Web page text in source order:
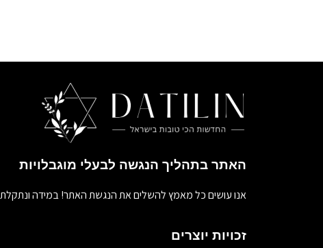
האתר בתהליך הנגשה לבעלי מוגבלויות
אנו עושים כל מאמץ להשלים את הנגשת האתר! במידה ונתקלת
זכויות יוצרים